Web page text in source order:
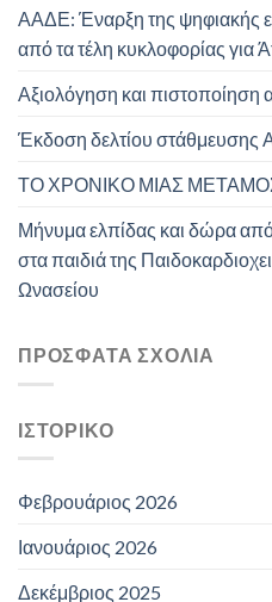
ΑΑΔΕ: Έναρξη της ψηφιακής
από τα τέλη κυκλοφορίας για
Αξιολόγηση και
Έκδοση δελτίου στάθμευσης
ΤΟ ΧΡΟΝΙΚΟ ΜΙΑΣ
Μήνυμα ελπίδας και δώρα
στα παιδιά της
Ωνασείου
ΠΡΌΣΦΑΤΑ ΣΧΌΛΙΑ
ΙΣΤΟΡΙΚΌ
Φεβρουάριος 2026
Ιανουάριος 2026
Δεκέμβριος 2025